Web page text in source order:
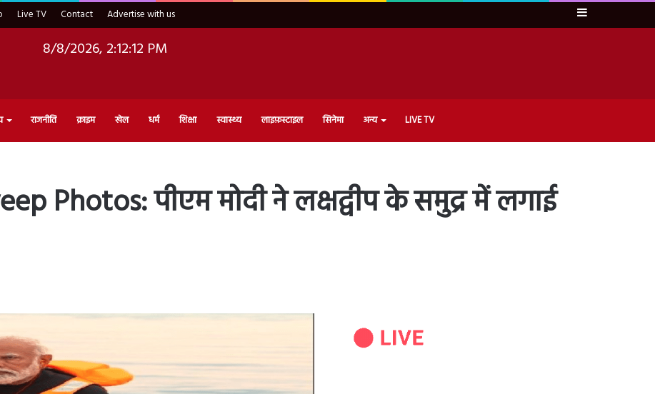
Live TV Contact Advertise with us Sidebar
8/8/2026, 2:12:14 PM
राजनीति क्राइम खेल धर्म शिक्षा स्वास्थ्य लाइफ़स्टाइल सिनेमा अन्य LIVE TV
Photos: पीएम मोदी ने लक्षद्वीप के समुद्र में लगाई